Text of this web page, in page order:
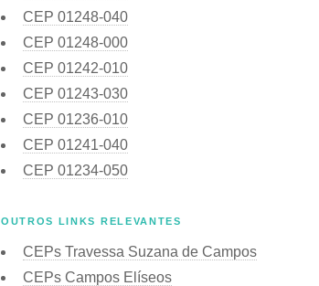
CEP 01248-040
CEP 01248-000
CEP 01242-010
CEP 01243-030
CEP 01236-010
CEP 01241-040
CEP 01234-050
OUTROS LINKS RELEVANTES
CEPs Travessa Suzana de Campos
CEPs Campos Elíseos